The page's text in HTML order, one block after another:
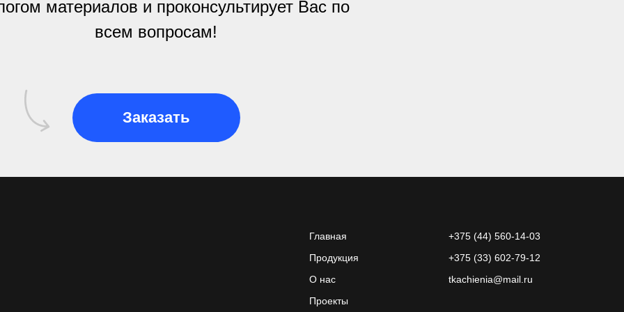
материалов и проконсультирует Вас по
всем вопросам!
Заказать
Главная
Продукция
О нас
Проекты
+375 (44) 560-14-03
+375 (33) 602-79-12
tkachienia@mail.ru